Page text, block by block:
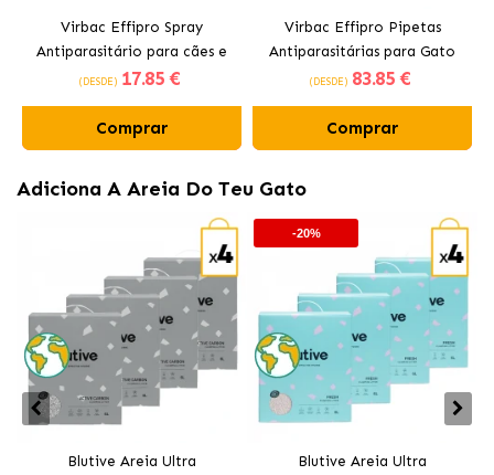
Virbac Effipro Spray
Antiparasitário para cães e
gatos
(DESDE) 17.85 €
Comprar
Virbac Effipro Pipetas
Antiparasitárias para Gato
(DESDE) 83.85 €
Comprar
Adiciona A Areia Do Teu Gato
Blutive Areia Ultra
-20%
Blutive Areia Ultra